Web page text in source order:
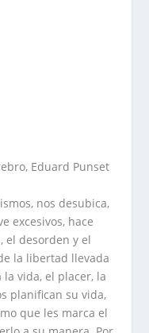
Eduard Punset
nos desubica,
excesivos, hace
el desorden y el
la libertad llevada
vida, el placer, la
planifican su vida,
que les marca el